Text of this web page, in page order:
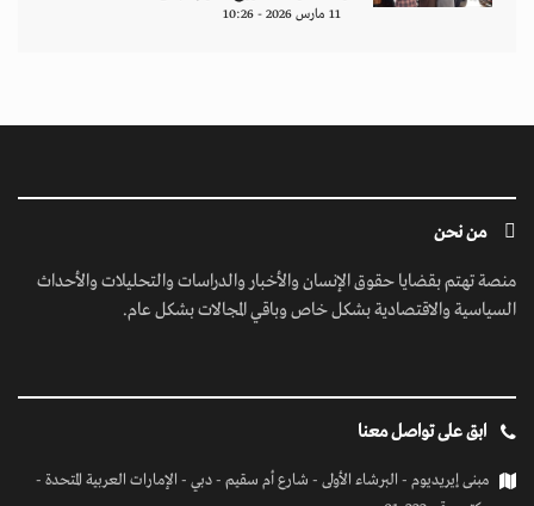
11 مارس 2026 - 10:26
من نحن
منصة تهتم بقضايا حقوق الإنسان والأخبار والدراسات والتحليلات والأحداث
السياسية والاقتصادية بشكل خاص وباقي المجالات بشكل عام.
ابق على تواصل معنا
مبنى إيريديوم - البرشاء الأولى - شارع أم سقيم - دبي - الإمارات العربية المتحدة -